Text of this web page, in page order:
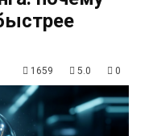
1659 5.0 0